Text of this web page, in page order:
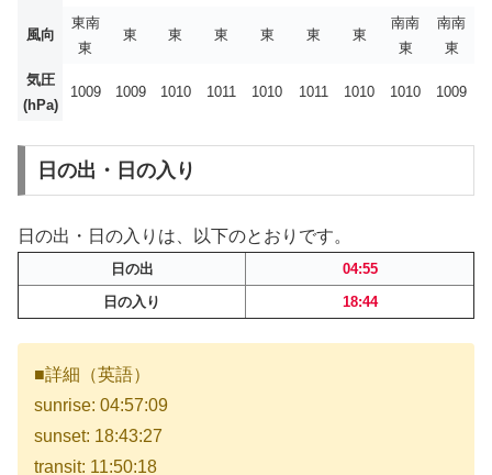
風向
東南
東
東 東 東 東 東 東
南南
東
南南
東
気圧
(hPa)
1009 1009 1010 1011 1010 1011 1010 1010 1009
日の出・日の入り
日の出・日の入りは、以下のとおりです。
日の出
04:55
日の入り
18:44
■詳細（英語）
sunrise: 04:57:09
sunset: 18:43:27
transit: 11:50:18